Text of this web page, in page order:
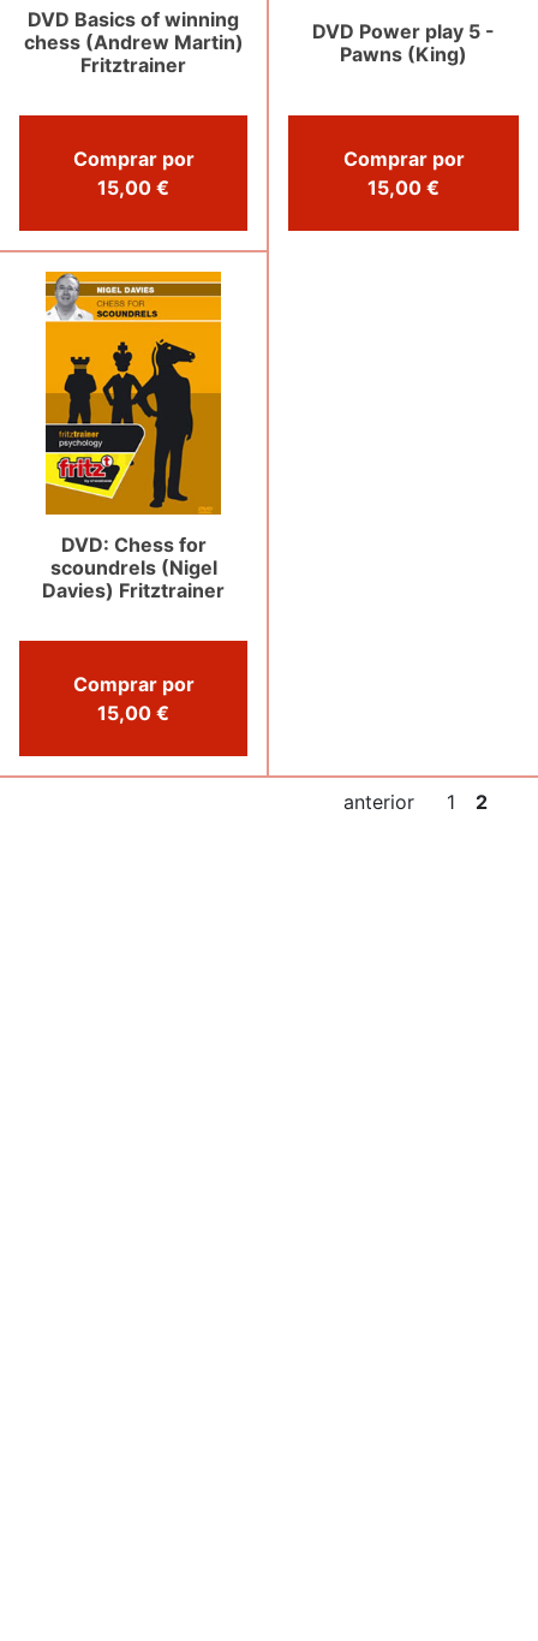
DVD Basics of winning
chess (Andrew Martin)
Fritztrainer
Comprar por
15,00 €
DVD Power play 5 -
Pawns (King)
Comprar por
15,00 €
DVD: Chess for
scoundrels (Nigel
Davies) Fritztrainer
Comprar por
15,00 €
anterior 1 2